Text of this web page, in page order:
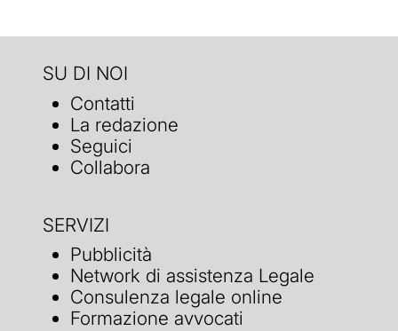
SU DI NOI
Contatti
La redazione
Seguici
Collabora
SERVIZI
Pubblicità
Network di assistenza Legale
Consulenza legale online
Formazione avvocati